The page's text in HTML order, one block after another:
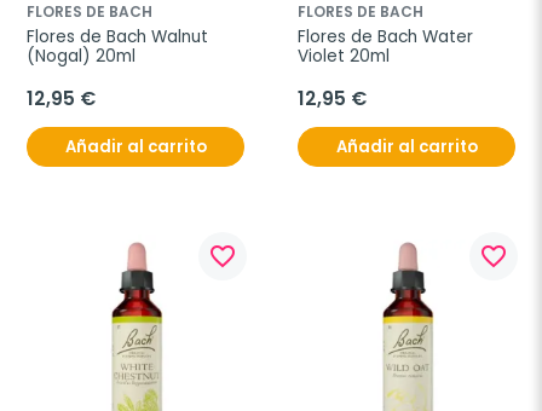
FLORES DE BACH
Flores de Bach Walnut
(Nogal) 20ml
12,95 €
Añadir al carrito
FLORES DE BACH
Flores de Bach Water
Violet 20ml
12,95 €
Añadir al carrito
favorite_border favorite_border